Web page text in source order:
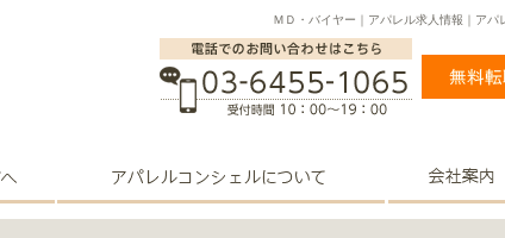
ＭＤ・バイヤー｜アパレル求人情報｜ア